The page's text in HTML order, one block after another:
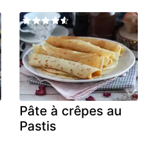
Pâte à crêpes au
Pastis